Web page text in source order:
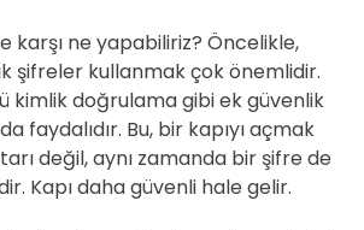
karşı ne yapabiliriz? Öncelikle,
şifreler kullanmak çok önemlidir.
kimlik doğrulama gibi ek güvenlik
faydalıdır. Bu, bir kapıyı açmak
değil, aynı zamanda bir şifre de
Kapı daha güvenli hale gelir.